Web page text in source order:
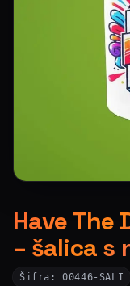
Have The
– šalica s
Šifra:00446-SALI